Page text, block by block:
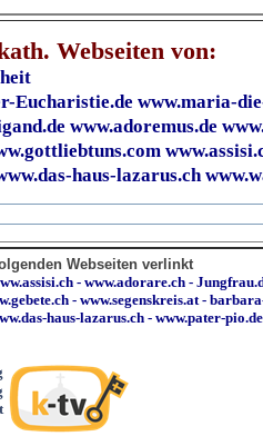
Webseiten von:
Eucharistie.de www.maria-
www.adoremus.de
haus-lazarus.ch
Webseiten verlinkt
- www.adorare.ch -
- www.segenskreis.at-
haus-lazarus.ch - www.pater-pio.de